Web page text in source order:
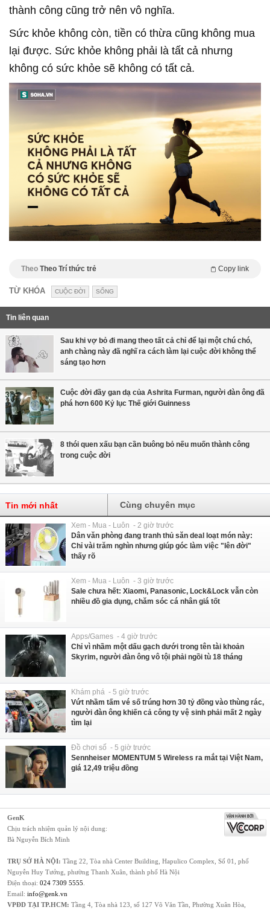
thành công cũng trở nên vô nghĩa.
Sức khỏe không còn, tiền có thừa cũng không mua
lại được. Sức khỏe không phải là tất cả nhưng
không có sức khỏe sẽ không có tất cả.
Theo Theo Trí thức trẻ Copy link
TỪ KHÓA CUỘC ĐỜI SỐNG
Tin liên quan
Sau khi vợ bỏ đi mang theo tất cả chỉ để lại một chú chó,
anh chàng này đã nghĩ ra cách làm lại cuộc đời không thể
sáng tạo hơn
Cuộc đời đầy gan dạ của Ashrita Furman, người đàn ông đã
phá hơn 600 Kỷ lục Thế giới Guinness
8 thói quen xấu bạn cần buông bỏ nếu muốn thành công
trong cuộc đời
Tin mới nhất Cùng chuyên mục
Xem - Mua - Luôn - 2 giờ trước
Dân văn phòng đang tranh thủ săn deal loạt món này:
Chỉ vài trăm nghìn nhưng giúp góc làm việc "lên đời"
thấy rõ
Xem - Mua - Luôn - 3 giờ trước
Sale chưa hết: Xiaomi, Panasonic, Lock&Lock vẫn còn
nhiều đồ gia dụng, chăm sóc cá nhân giá tốt
Apps/Games - 4 giờ trước
Chỉ vì nhầm một dấu gạch dưới trong tên tài khoản
Skyrim, người đàn ông vô tội phải ngồi tù 18 tháng
Khám phá - 5 giờ trước
Vứt nhầm tấm vé số trúng hơn 30 tỷ đồng vào thùng rác,
người đàn ông khiến cả công ty vệ sinh phải mất 2 ngày
tìm lại
Đồ chơi số - 5 giờ trước
Sennheiser MOMENTUM 5 Wireless ra mắt tại Việt Nam,
giá 12,49 triệu đồng
GenK
Chịu trách nhiệm quản lý nội dung:
Bà Nguyễn Bích Minh
TRỤ SỞ HÀ NỘI: Tầng 22, Tòa nhà Center Building, Hapulico Complex, Số 01, phố
Nguyễn Huy Tưởng, phường Thanh Xuân, thành phố Hà Nội
Điện thoại: 024 7309 5555
Email: info@genk.vn
VPĐD TẠI TP.HCM: Tầng 4, Tòa nhà 123, số 127 Võ Văn Tần, Phường Xuân Hòa,